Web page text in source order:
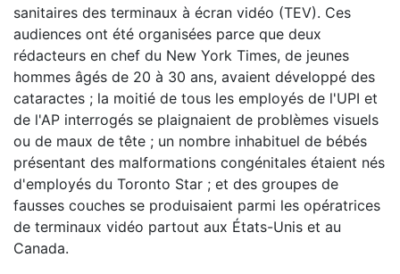
sanitaires des terminaux à écran vidéo (TEV). Ces
audiences ont été organisées parce que deux
rédacteurs en chef du New York Times, de jeunes
hommes âgés de 20 à 30 ans, avaient développé des
cataractes ; la moitié de tous les employés de l'UPI et
de l'AP interrogés se plaignaient de problèmes visuels
ou de maux de tête ; un nombre inhabituel de bébés
présentant des malformations congénitales étaient nés
d'employés du Toronto Star ; et des groupes de
fausses couches se produisaient parmi les opératrices
de terminaux vidéo partout aux États-Unis et au
Canada.